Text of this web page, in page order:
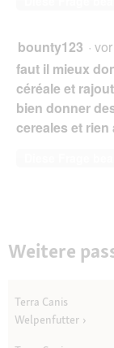
bounty123 ·
faut il mieux
céréale et
bien donner
cereales et rien
Weitere
Terra Canis
Welpenfutter